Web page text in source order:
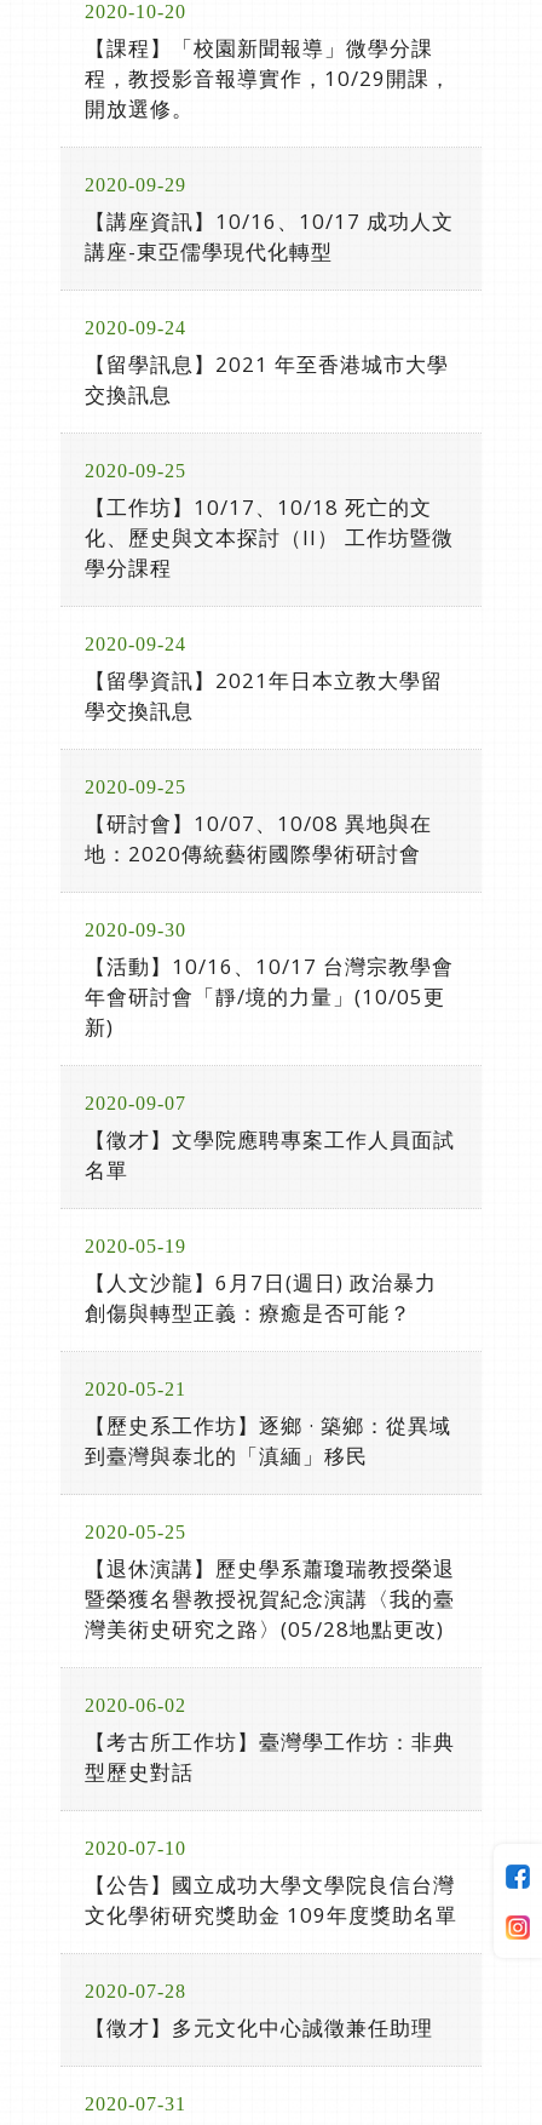
2020-10-20
【課程】「校園新聞報導」微學分課
程，教授影音報導實作，10/29開課，
開放選修。
2020-09-29
【講座資訊】10/16、10/17 成功人文
講座-東亞儒學現代化轉型
2020-09-24
【留學訊息】2021 年至香港城市大學
交換訊息
2020-09-25
【工作坊】10/17、10/18 死亡的文
化、歷史與文本探討（II） 工作坊暨微
學分課程
2020-09-24
【留學資訊】2021年日本立教大學留
學交換訊息
2020-09-25
【研討會】10/07、10/08 異地與在
地：2020傳統藝術國際學術研討會
2020-09-30
【活動】10/16、10/17 台灣宗教學會
年會研討會「靜/境的力量」(10/05更
新)
2020-09-07
【徵才】文學院應聘專案工作人員面試
名單
2020-05-19
【人文沙龍】6月7日(週日) 政治暴力
創傷與轉型正義：療癒是否可能？
2020-05-21
【歷史系工作坊】逐鄉 · 築鄉：從異域
到臺灣與泰北的「滇緬」移民
2020-05-25
【退休演講】歷史學系蕭瓊瑞教授榮退
暨榮獲名譽教授祝賀紀念演講〈我的臺
灣美術史研究之路〉(05/28地點更改)
2020-06-02
【考古所工作坊】臺灣學工作坊：非典
型歷史對話
2020-07-10
【公告】國立成功大學文學院良信台灣
文化學術研究獎助金 109年度獎助名單
2020-07-28
【徵才】多元文化中心誠徵兼任助理
2020-07-31